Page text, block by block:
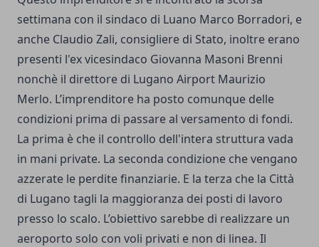
settimana con il sindaco di Luano Marco Borradori, e
anche Claudio Zali, consigliere di Stato, inoltre erano
presenti l'ex vicesindaco Giovanna Masoni Brenni
nonchè il direttore di Lugano Airport Maurizio
Merlo. L’imprenditore ha posto comunque delle
condizioni prima di passare al versamento di fondi.
La prima è che il controllo dell'intera struttura vada
in mani private. La seconda condizione che vengano
azzerate le perdite finanziarie. E la terza che la Città
di Lugano tagli la maggioranza dei posti di lavoro
presso lo scalo. L’obiettivo sarebbe di realizzare un
aeroporto solo con voli privati e non di linea. Il